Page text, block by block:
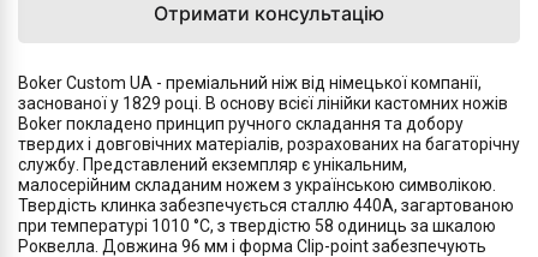
Отримати консультацію
Boker Custom UA - преміальний ніж від німецької компанії,
заснованої у 1829 році. В основу всієї лінійки кастомних ножів
Boker покладено принцип ручного складання та добору
твердих і довговічних матеріалів, розрахованих на багаторічну
службу. Представлений екземпляр є унікальним,
малосерійним складаним ножем з українською символікою.
Твердість клинка забезпечується сталлю 440A, загартованою
при температурі 1010 °C, з твердістю 58 одиниць за шкалою
Роквелла. Довжина 96 мм і форма Clip-point забезпечують